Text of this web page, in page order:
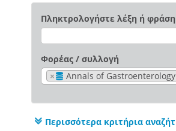
Πληκτρολογήστε λέξη ή φράση
Φορέας / συλλογή
×
Annals of Gastroenterology
Περισσότερα κριτήρια